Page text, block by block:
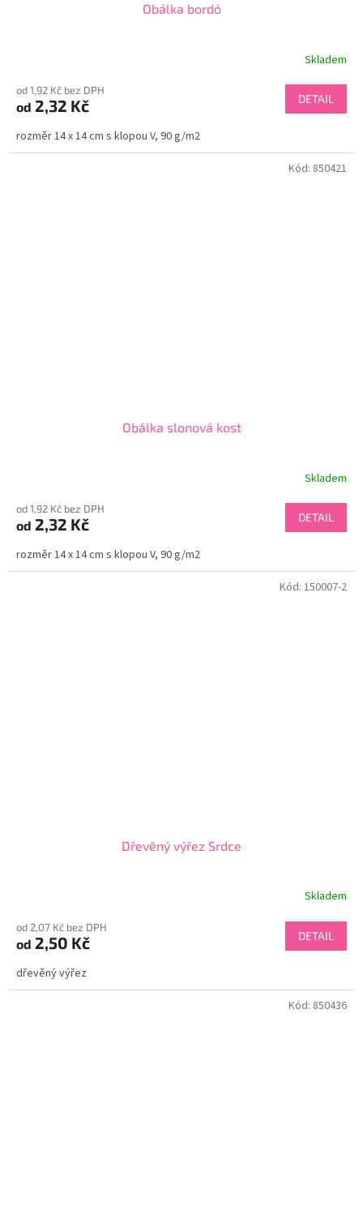
Obálka bordó
Skladem
od 1,92 Kč bez DPH
od 2,32 Kč DETAIL
rozměr 14 x 14 cm s klopou V, 90 g/m2
Obálka slonová kost
Skladem
od 1,92 Kč bez DPH
od 2,32 Kč DETAIL
rozměr 14 x 14 cm s klopou V, 90 g/m2
Kód: 850421
Dřevěný výřez Srdce
Skladem
od 2,07 Kč bez DPH
od 2,50 Kč DETAIL
dřevěný výřez
Kód: 150007-2
Kód: 850436